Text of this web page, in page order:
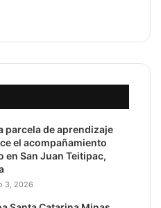
parcela de aprendizaje
el acompañamiento
en San Juan Teitipac,
3, 2026